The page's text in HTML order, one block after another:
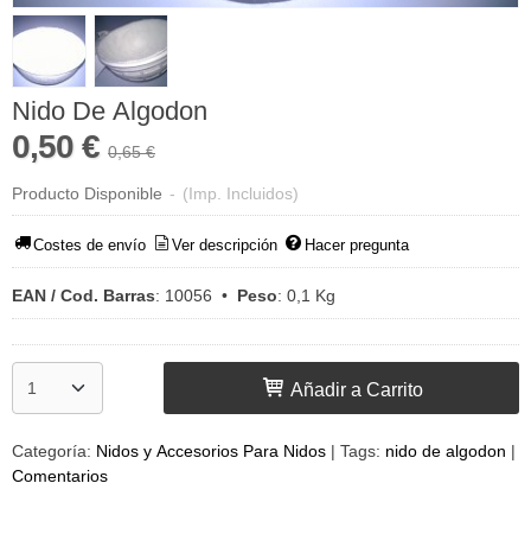
Nido De Algodon
0,50 € 0,65 €
Producto Disponible - (Imp. Incluidos)
Costes de envío Ver descripción Hacer pregunta
EAN / Cod. Barras: 10056 • Peso: 0,1 Kg
Añadir a Carrito
Categoría: Nidos y Accesorios Para Nidos | Tags: nido de algodon |
Comentarios